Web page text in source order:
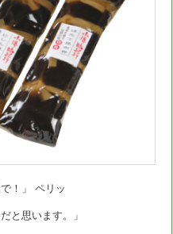
！」 ペリッ
と思います。」